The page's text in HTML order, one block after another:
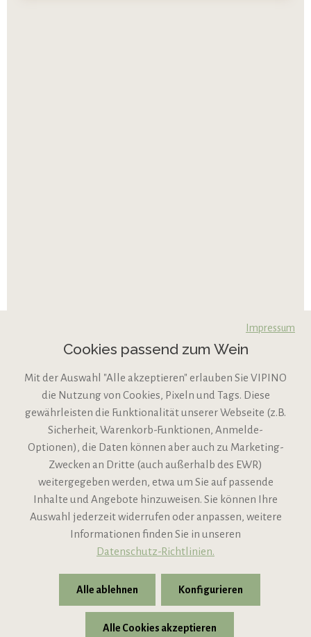
VIPINO Service
Informationen
Support
* Alle Preise inkl. gesetzl. Mehrwertsteuer zzgl.Versandkosten
Impressum
Cookies passend zum Wein
Mit der Auswahl "Alle akzeptieren" erlauben Sie VIPINO
die Nutzung von Cookies, Pixeln und Tags. Diese
gewährleisten die Funktionalität unserer Webseite (z.B.
Sicherheit, Warenkorb-Funktionen, Anmelde-
Optionen), die Daten können aber auch zu Marketing-
Zwecken an Dritte (auch außerhalb des EWR)
weitergegeben werden, etwa um Sie auf passende
Inhalte und Angebote hinzuweisen. Sie können Ihre
Auswahl jederzeit widerrufen oder anpassen, weitere
Informationen finden Sie in unseren
Datenschutz-Richtlinien.
Alle ablehnen Konfigurieren
Alle Cookies akzeptieren